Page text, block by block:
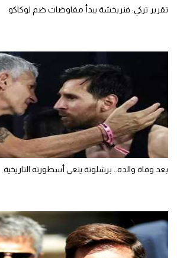
تقرير تركي: فنربخشة يبدأ مفاوضات ضم لوكاكو
بعد وفاة والده.. برشلونة ينعي أسطورته التاريخية